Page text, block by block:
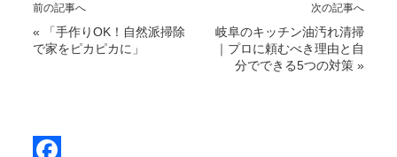
前の記事へ
«
「手作りOK！自然派掃除
で家をピカピカに」
次の記事へ
岐阜のキッチン油汚れ清掃
｜プロに頼むべき理由と自
分でできる5つの対策 »